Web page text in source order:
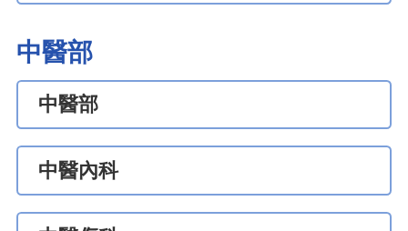
中醫部
中醫部
中醫內科